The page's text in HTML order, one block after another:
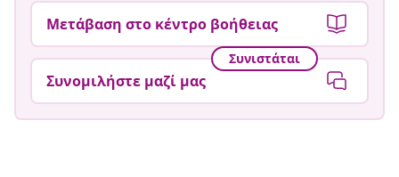
Μετάβαση στο κέντρο βοήθειας
Συνιστάται
Συνομιλήστε μαζί μας